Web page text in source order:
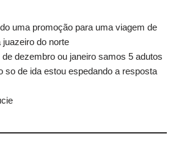
uma promoção para uma viagem de
juazeiro do norte
dezembro ou janeiro samos 5 adutos
so de ida estou espedando a resposta